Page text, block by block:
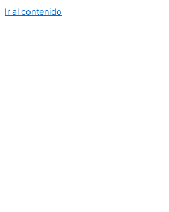
Ir al contenido